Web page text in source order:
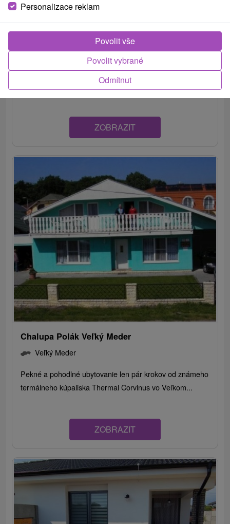
Vila Hubert Veľký Meder
Veľký Meder
Pekné a pohodlné ubytovanie v malom mestečku Veľký
Meder, rozprestierajúcom sa na južnej časti Žitného...
ZOBRAZIT
Chalupa Polák Veľký Meder
Veľký Meder
Pekné a pohodlné ubytovanie len pár krokov od známeho
termálneho kúpaliska Thermal Corvinus vo Veľkom...
ZOBRAZIT
Personalizace reklam
Odmítnut
Povolit vybrané
Povolit vše